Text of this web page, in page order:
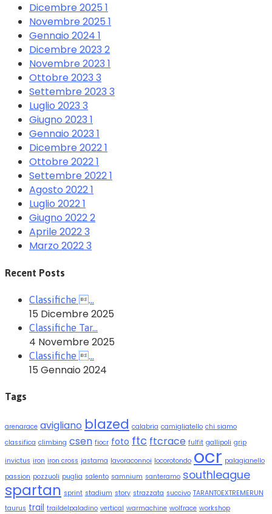
Dicembre 2025 1
Novembre 2025 1
Gennaio 2024 1
Dicembre 2023 2
Novembre 2023 1
Ottobre 2023 3
Settembre 2023 3
Luglio 2023 3
Giugno 2023 1
Gennaio 2023 1
Dicembre 20221
Ottobre 20221
Settembre 20221
Agosto 20221
Luglio 20221
Giugno 20222
Aprile 20223
Marzo 20223
Recent Posts
Classifiche …
15 Dicembre 2025
Classifiche Tar…
4 Novembre 2025
Classifiche …
15 Gennaio 2024
Tags
arenarace avigliano blazed calabria camigliatello chi siamo
classifica climbing csen fiocr foto ftc ftcrace fulfit gallipoli grip
invictus iron iron cross jastama lavoraconnoi locorotondo ocr palagianello
passion pozzuoli puglia salento samnium santeramo southleague
spartan sprint stadium story strazzata succivo TARANTOEXTREMERUN
taurus trail traildelpaladino vertical warmachine wolfrace workshop